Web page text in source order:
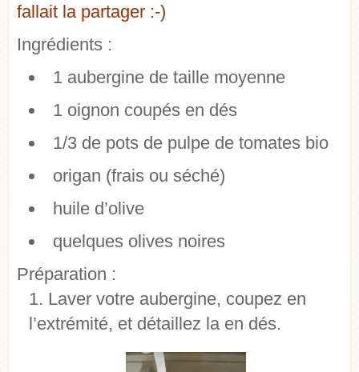
fallait la partager :-)
Ingrédients :
1 aubergine de taille moyenne
1 oignon coupés en dés
1/3 de pots de pulpe de tomates bio
origan (frais ou séché)
huile d’olive
quelques olives noires
Préparation :
Laver votre aubergine, coupez en
l’extrémité, et détaillez la en dés.